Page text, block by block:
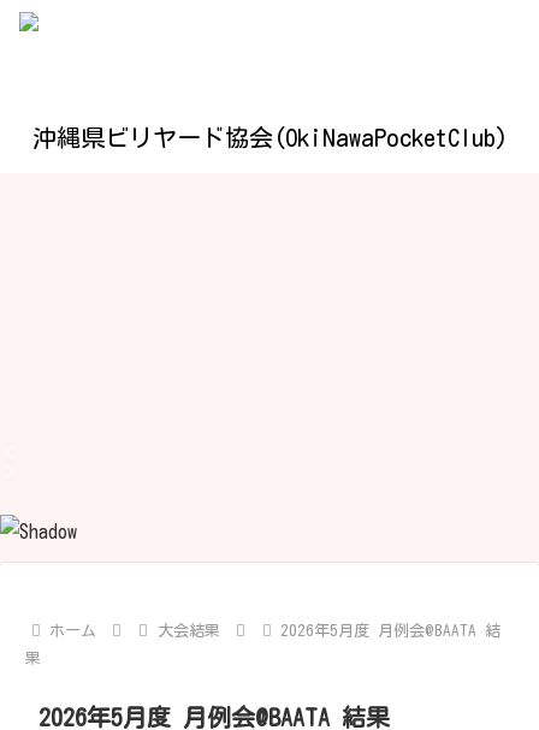
沖縄県ビリヤード協会(OkiNawaPocketClub)
ホーム 大会結果
2026年5月度 月例会@BAATA 結
果
2026年5月度 月例会@BAATA 結果